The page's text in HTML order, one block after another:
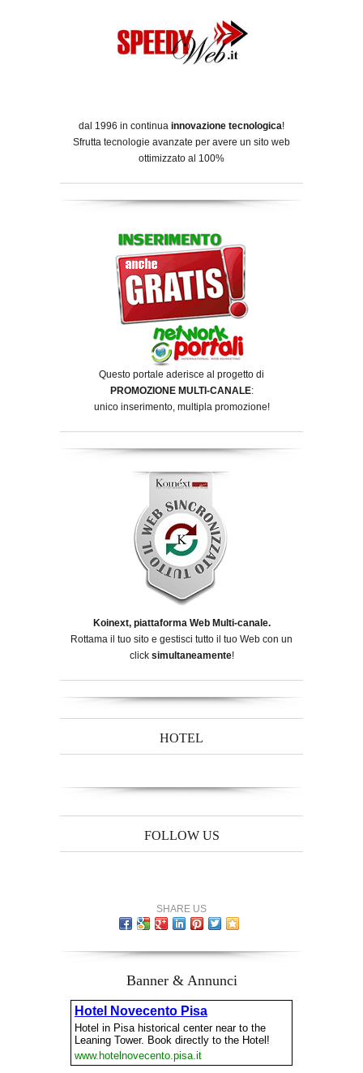
dal 1996 in continua innovazione tecnologica!
Sfrutta tecnologie avanzate per avere un sito web
ottimizzato al 100%
Questo portale aderisce al progetto di
PROMOZIONE MULTI-CANALE:
unico inserimento, multipla promozione!
Koinext, piattaforma Web Multi-canale.
Rottama il tuo sito e gestisci tutto il tuo Web con un
click simultaneamente!
HOTEL
FOLLOW US
SHARE US
Banner & Annunci